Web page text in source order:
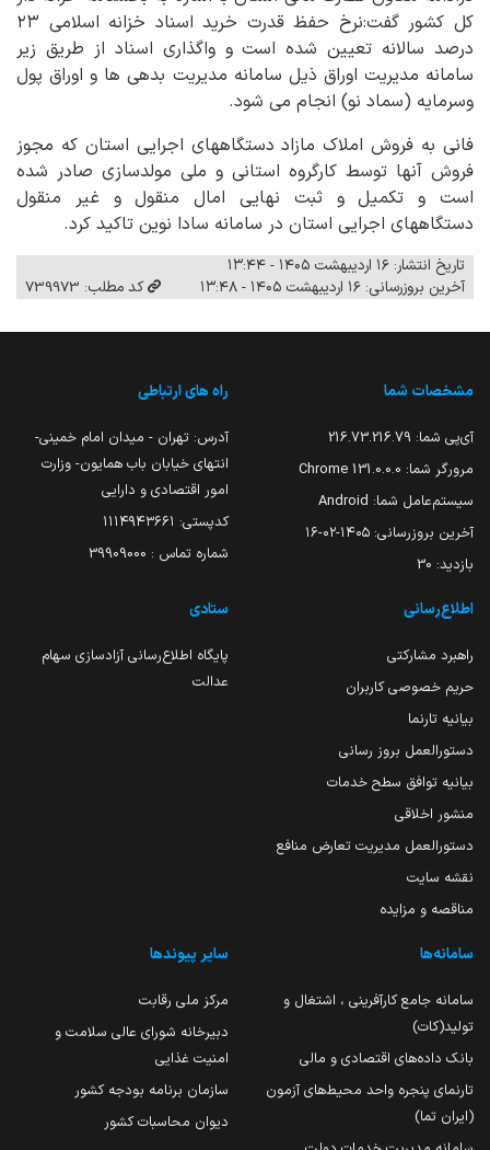
کل کشور گفت:نرخ حفظ قدرت خرید اسناد خزانه اسلامی ۲۳
درصد سالانه تعیین شده است و واگذاری اسناد از طریق زیر
سامانه مدیریت اوراق ذیل سامانه مدیریت بدهی ها و اوراق پول
وسرمایه (سماد نو) انجام می شود.
فانی به فروش املاک مازاد دستگاههای اجرایی استان که مجوز
فروش آنها توسط کارگروه استانی و ملی مولدسازی صادر شده
است و تکمیل و ثبت نهایی امال منقول و غیر منقول
دستگاههای اجرایی استان در سامانه سادا نوین تاکید کرد.
تاریخ انتشار: ۱۶ اردیبهشت ۱۴۰۵ - ۱۳:۴۴
آخرین بروزرسانی: ۱۶ اردیبهشت ۱۴۰۵ - ۱۳:۴۸
کد مطلب: 739973
مشخصات شما
آی‌پی شما: 216.73.216.79
مرورگر شما: 131.0.0.0 Chrome
سیستم‌عامل شما: Android
آخرین بروزرسانی: ۱۴۰۵-۰۲-۱۶
بازدید: 30
راه های ارتباطی
آدرس: تهران - میدان امام خمینی-
انتهای خیابان باب همایون- وزارت
امور اقتصادی و دارایی
کدپستی: ۱۱۱۴۹۴۳۶۶۱
شماره تماس : 39909000
اطلاع‌رسانی
راهبرد مشارکتی
حریم خصوصی کاربران
بیانیه تارنما
دستورالعمل بروز رسانی
بیانیه توافق سطح خدمات
منشور اخلاقی
دستورالعمل مدیریت تعارض منافع
نقشه سایت
مناقصه و مزایده
ستادی
پایگاه اطلاع‌رسانی آزادسازی سهام
عدالت
سامانه‌ها
سامانه جامع کارآفرینی ، اشتغال و
تولید(کات)
بانک داده‌های اقتصادی و مالی
تارنمای پنجره واحد محیط‌های آزمون
(ایران تما)
سایر پیوندها
مرکز ملی رقابت
دبیرخانه شورای عالی سلامت و
امنیت غذایی
سازمان برنامه بودجه کشور
دیوان محاسبات کشور